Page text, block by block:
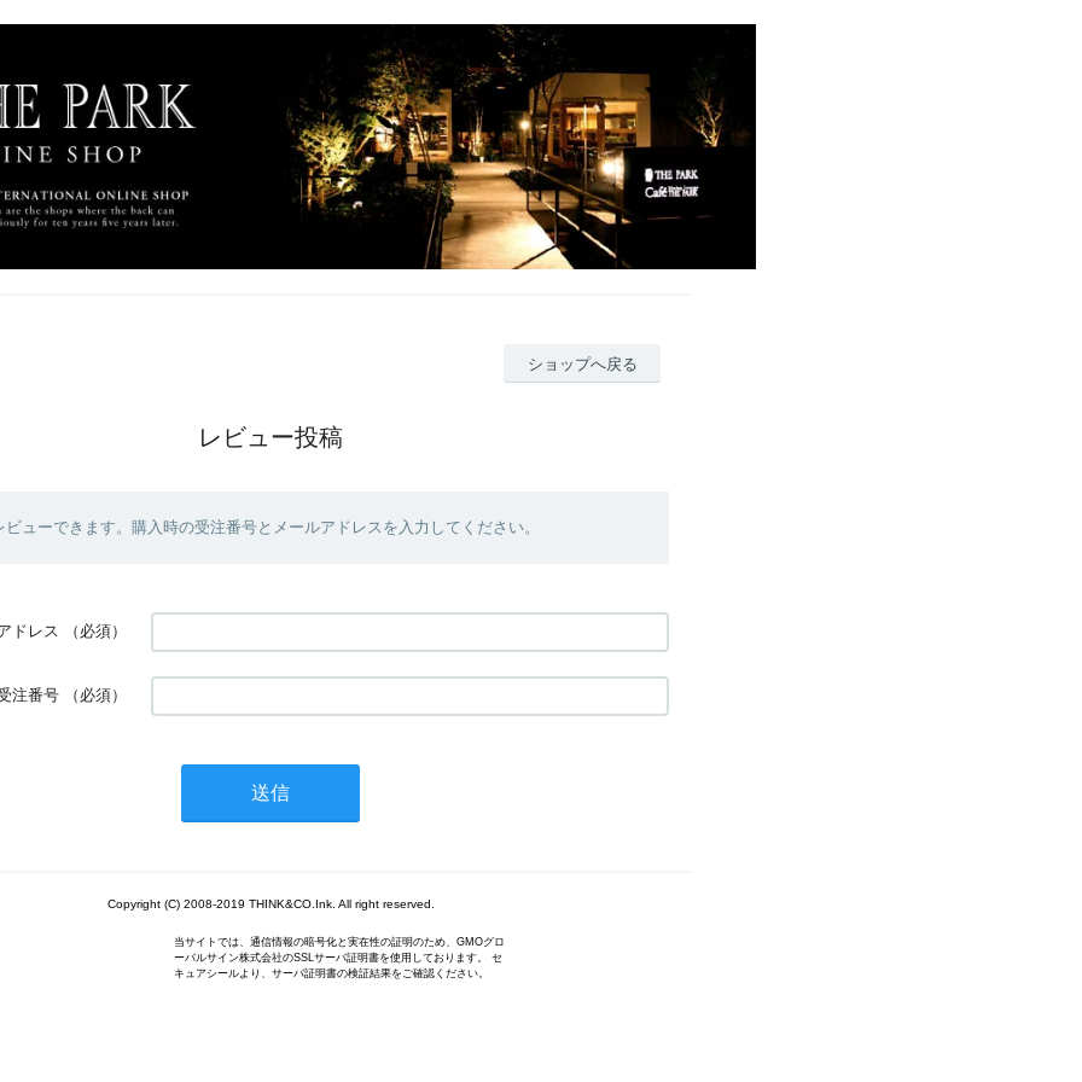
ショップへ戻る
レビュー投稿
ューできます。購入時の受注番号とメールアドレスを入力してください。
ドレス （必須）
注番号 （必須）
Copyright (C) 2008-2019 THINK&CO.Ink. All right reserved.
当サイトでは、通信情報の暗号化と実在性の証明のため、GMOグロ
ーバルサイン株式会社のSSLサーバ証明書を使用しております。 セ
キュアシールより、サーバ証明書の検証結果をご確認ください。